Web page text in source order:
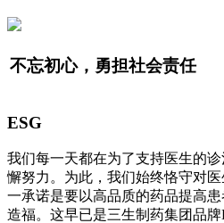
不忘初心，勇担社会责任
ESG
我们每一天都在为了支持医生的
懈努力。为此，我们始终恪守对
一承诺是要以高品质的药品提高
造福。这早已是三生制药集团品牌